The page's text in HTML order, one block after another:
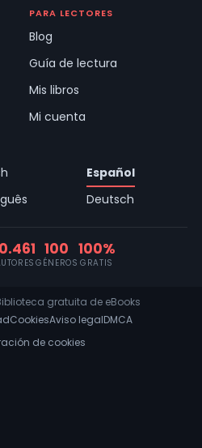
PARA LECTORES
Blog
Guía de lectura
Mis libros
Mi cuenta
Español
Deutsch
100
GÉNEROS
100%
GRATIS
gratuita de eBooks
CookiesAviso legalDMCA
de cookies